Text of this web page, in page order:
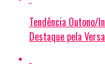
Tendência Outono/
Destaque pela